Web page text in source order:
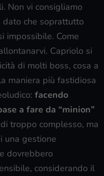
Non vi consigliamo
dato che soprattutto
impossibile. Come
Capriolo si
di molti boss, cosa a
maniera più fastidiosa
facendo
a fare da “minion”
troppo complesso, ma
una gestione
dovrebbero
considerando il